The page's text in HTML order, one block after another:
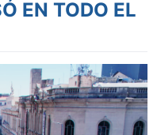
EN TODO EL